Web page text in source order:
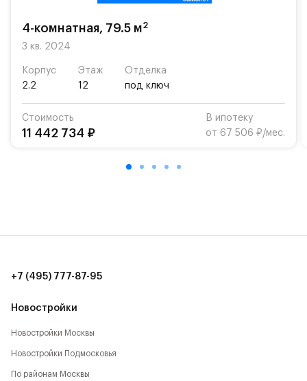
4-комнатная, 79.5 м2
3 кв. 2024
Корпус
2.2
Этаж
12
Отделка
под ключ
Стоимость
11 442 734 ₽
В ипотеку
от 67 506 ₽/мес.
Новостройки
Новостройки Москвы
Новостройки Подмосковья
По районам Москвы
+7 (495) 777-87-95